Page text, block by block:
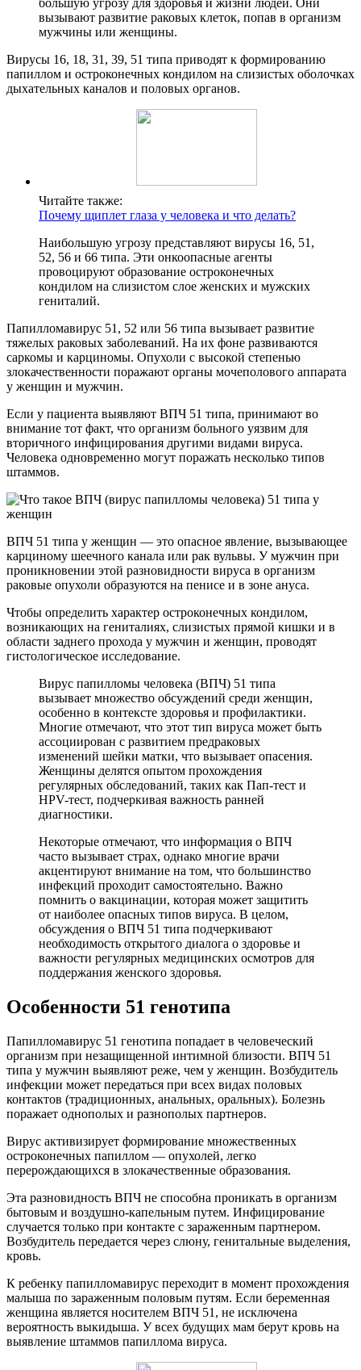
большую угрозу для здоровья и жизни людей. Они
вызывают развитие раковых клеток, попав в организм
мужчины или женщины.
Вирусы 16, 18, 31, 39, 51 типа приводят к формированию
папиллом и остроконечных кондилом на слизистых оболочках
дыхательных каналов и половых органов.
Читайте также:
Почему щиплет глаза у человека и что делать?
Наибольшую угрозу представляют вирусы 16, 51,
52, 56 и 66 типа. Эти онкоопасные агенты
провоцируют образование остроконечных
кондилом на слизистом слое женских и мужских
гениталий.
Папилломавирус 51, 52 или 56 типа вызывает развитие
тяжелых раковых заболеваний. На их фоне развиваются
саркомы и карциномы. Опухоли с высокой степенью
злокачественности поражают органы мочеполового аппарата
у женщин и мужчин.
Если у пациента выявляют ВПЧ 51 типа, принимают во
внимание тот факт, что организм больного уязвим для
вторичного инфицирования другими видами вируса.
Человека одновременно могут поражать несколько типов
штаммов.
ВПЧ 51 типа у женщин — это опасное явление, вызывающее
карциному шеечного канала или рак вульвы. У мужчин при
проникновении этой разновидности вируса в организм
раковые опухоли образуются на пенисе и в зоне ануса.
Чтобы определить характер остроконечных кондилом,
возникающих на гениталиях, слизистых прямой кишки и в
области заднего прохода у мужчин и женщин, проводят
гистологическое исследование.
Вирус папилломы человека (ВПЧ) 51 типа
вызывает множество обсуждений среди женщин,
особенно в контексте здоровья и профилактики.
Многие отмечают, что этот тип вируса может быть
ассоциирован с развитием предраковых
изменений шейки матки, что вызывает опасения.
Женщины делятся опытом прохождения
регулярных обследований, таких как Пап-тест и
HPV-тест, подчеркивая важность ранней
диагностики.
Некоторые отмечают, что информация о ВПЧ
часто вызывает страх, однако многие врачи
акцентируют внимание на том, что большинство
инфекций проходит самостоятельно. Важно
помнить о вакцинации, которая может защитить
от наиболее опасных типов вируса. В целом,
обсуждения о ВПЧ 51 типа подчеркивают
необходимость открытого диалога о здоровье и
важности регулярных медицинских осмотров для
поддержания женского здоровья.
Особенности 51 генотипа
Папилломавирус 51 генотипа попадает в человеческий
организм при незащищенной интимной близости. ВПЧ 51
типа у мужчин выявляют реже, чем у женщин. Возбудитель
инфекции может передаться при всех видах половых
контактов (традиционных, анальных, оральных). Болезнь
поражает однополых и разнополых партнеров.
Вирус активизирует формирование множественных
остроконечных папиллом — опухолей, легко
перерождающихся в злокачественные образования.
Эта разновидность ВПЧ не способна проникать в организм
бытовым и воздушно-капельным путем. Инфицирование
случается только при контакте с зараженным партнером.
Возбудитель передается через слюну, генитальные выделения,
кровь.
К ребенку папилломавирус переходит в момент прохождения
малыша по зараженным половым путям. Если беременная
женщина является носителем ВПЧ 51, не исключена
вероятность выкидыша. У всех будущих мам берут кровь на
выявление штаммов папиллома вируса.